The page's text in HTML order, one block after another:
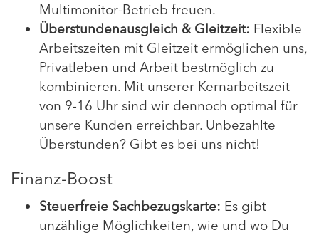
Multimonitor-Betrieb freuen.
Überstundenausgleich & Gleitzeit: Flexible
Arbeitszeiten mit Gleitzeit ermöglichen uns,
Privatleben und Arbeit bestmöglich zu
kombinieren. Mit unserer Kernarbeitszeit
von 9-16 Uhr sind wir dennoch optimal für
unsere Kunden erreichbar. Unbezahlte
Überstunden? Gibt es bei uns nicht!
Finanz-Boost
Steuerfreie Sachbezugskarte: Es gibt
unzählige Möglichkeiten, wie und wo Du